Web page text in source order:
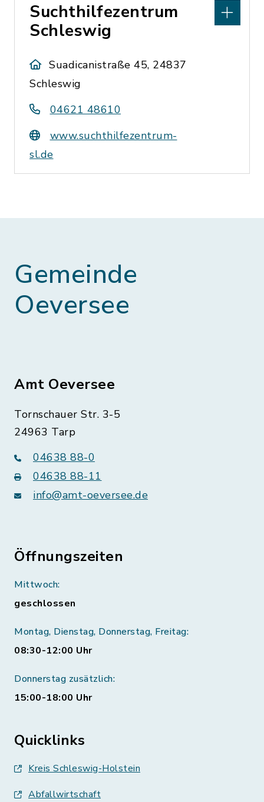
Suchthilfezentrum
Schleswig
Suadicanistraße 45, 24837
Schleswig
04621 48610
www.suchthilfezentrum-
sl.de
Gemeinde
Oeversee
Amt Oeversee
Tornschauer Str. 3-5
24963 Tarp
04638 88-0
04638 88-11
info@amt-oeversee.de
Öffnungszeiten
Mittwoch:
geschlossen
Montag, Dienstag, Donnerstag, Freitag:
08:30-12:00 Uhr
Donnerstag zusätzlich:
15:00-18:00 Uhr
Quicklinks
Kreis Schleswig-Holstein
Abfallwirtschaft